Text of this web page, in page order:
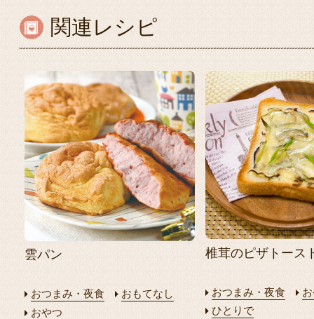
関連レシピ
雲パン
おつまみ・夜食
おもてなし
おやつ
椎茸のピザトース
おつまみ・夜食
ひとりで